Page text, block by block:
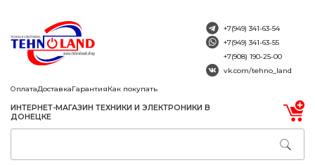
ОплатаДоставкаГарантияКак покупать
ИНТЕРНЕТ-МАГАЗИН ТЕХНИКИ И ЭЛЕКТРОНИКИ В
ДОНЕЦКЕ
+7(949) 341-63-54
+7(949) 341-63-55
+7(908) 190-25-00
vk.com/tehno_land